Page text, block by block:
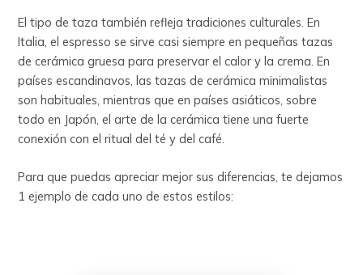
El tipo de taza también refleja tradiciones culturales. En
Italia, el espresso se sirve casi siempre en pequeñas tazas
de cerámica gruesa para preservar el calor y la crema. En
países escandinavos, las tazas de cerámica minimalistas
son habituales, mientras que en países asiáticos, sobre
todo en Japón, el arte de la cerámica tiene una fuerte
conexión con el ritual del té y del café.
Para que puedas apreciar mejor sus diferencias, te dejamos
1 ejemplo de cada uno de estos estilos: